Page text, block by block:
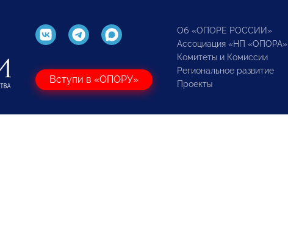
Вступи в «ОПОРУ»
Об «ОПОРЕ РОССИИ»
Ассоциация «НП «ОПОРА»
Комитеты и Комиссии
Региональное развитие
Проекты